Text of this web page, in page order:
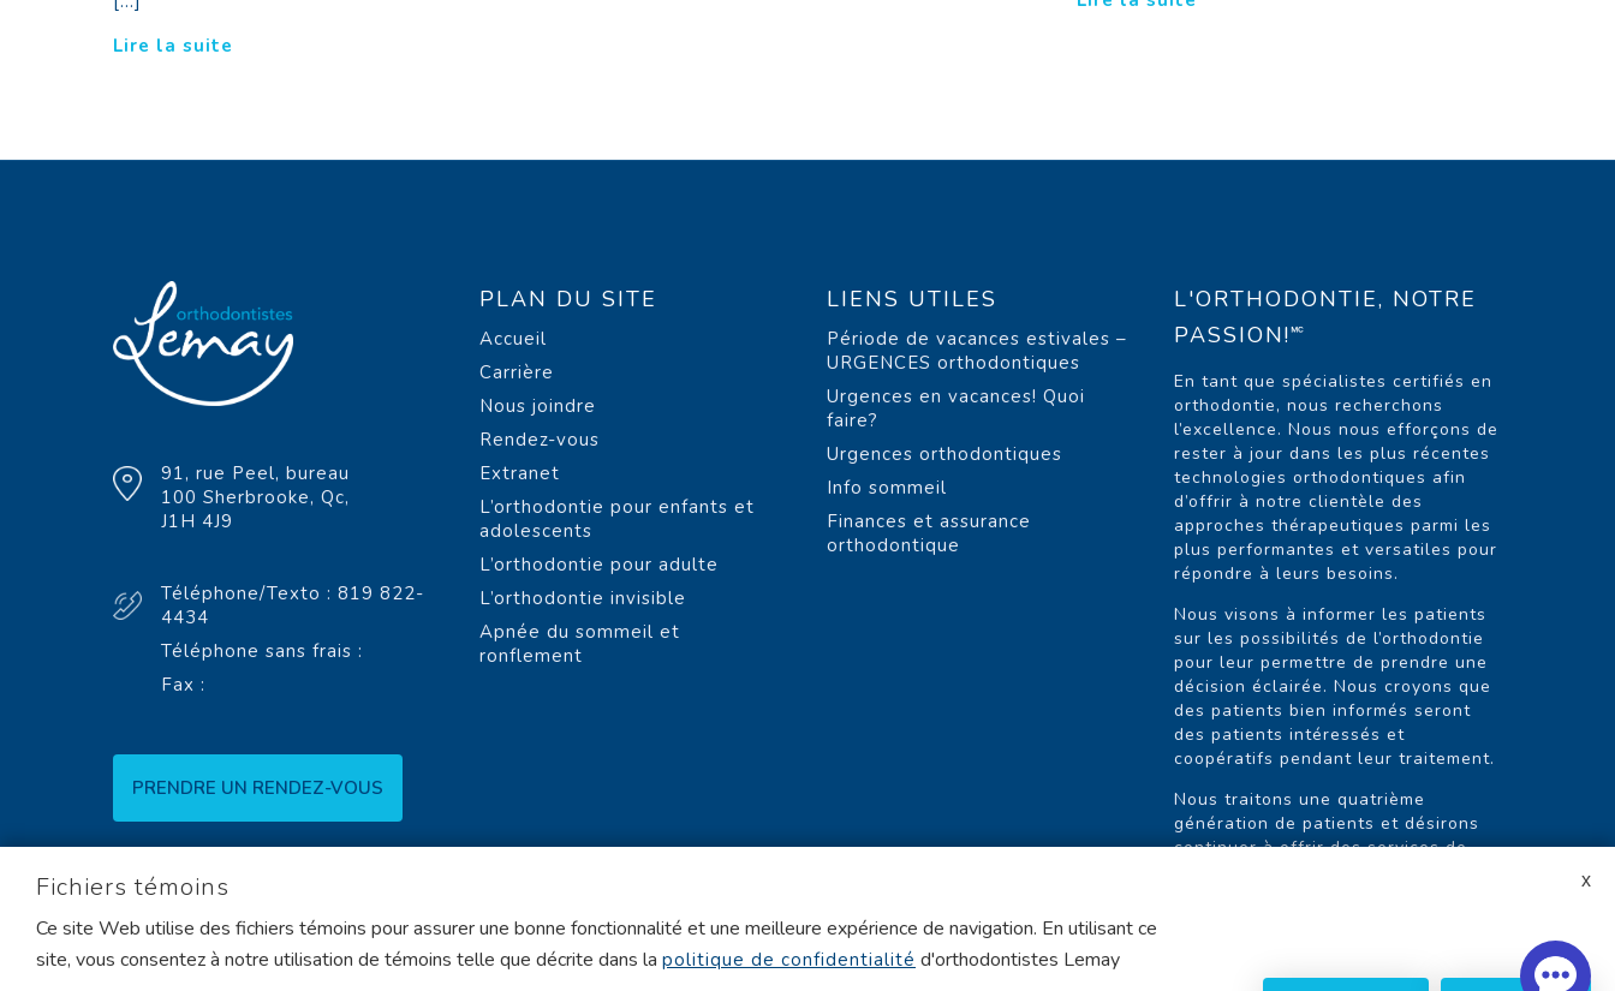
Lire la suite
91, rue Peel, bureau
100 Sherbrooke, Qc,
J1H 4J9
Téléphone/Texto : 819 822-
4434
Téléphone sans frais :
Fax :
PRENDRE UN RENDEZ-VOUS
PLAN DU SITE
Accueil
Carrière
Nous joindre
Rendez-vous
Extranet
L’orthodontie pour enfants et
adolescents
L’orthodontie pour adulte
L’orthodontie invisible
Apnée du sommeil et
ronflement
LIENS UTILES
Période de vacances estivales –
URGENCES orthodontiques
Urgences en vacances! Quoi
faire?
Urgences orthodontiques
Info sommeil
Finances et assurance
orthodontique
L'ORTHODONTIE, NOTRE
PASSION!🅪
En tant que spécialistes certifiés en
orthodontie, nous recherchons
l’excellence. Nous nous efforçons de
rester à jour dans les plus récentes
technologies orthodontiques afin
d’offrir à notre clientèle des
approches thérapeutiques parmi les
plus performantes et versatiles pour
répondre à leurs besoins.
Nous visons à informer les patients
sur les possibilités de l’orthodontie
pour leur permettre de prendre une
décision éclairée. Nous croyons que
des patients bien informés seront
des patients intéressés et
coopératifs pendant leur traitement.
Nous traitons une quatrième
génération de patients et désirons
continuer à offrir des services de
Fichiers témoins
Ce site Web utilise des fichiers témoins pour assurer une bonne fonctionnalité et une meilleure expérience de navigation. En utilisant ce
site, vous consentez à notre utilisation de témoins telle que décrite dans la politique de confidentialité d'orthodontistes Lemay